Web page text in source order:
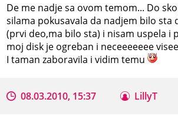
De me nadje sa ovom temom... Do
silama pokusavala da nadjem bilo sta
(prvi deo,ma bilo sta) i nisam uspela i
moj disk je ogreban i neceeeeeee
I taman zaboravila i vidim temu
08.03.2010, 15:37 LillyT